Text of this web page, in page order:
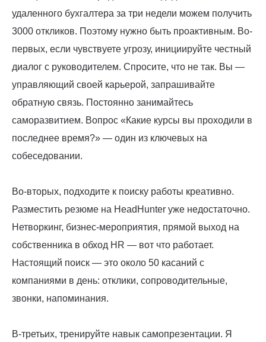
удаленного бухгалтера за три недели можем получить
3000 откликов. Поэтому нужно быть проактивным. Во-
первых, если чувствуете угрозу, инициируйте честный
диалог с руководителем. Спросите, что не так. Вы —
управляющий своей карьерой, запрашивайте
обратную связь. Постоянно занимайтесь
саморазвитием. Вопрос «Какие курсы вы проходили в
последнее время?» — один из ключевых на
собеседовании.
Во-вторых, подходите к поиску работы креативно.
Разместить резюме на HeadHunter уже недостаточно.
Нетворкинг, бизнес-мероприятия, прямой выход на
собственника в обход HR — вот что работает.
Настоящий поиск — это около 50 касаний с
компаниями в день: отклики, сопроводительные,
звонки, напоминания.
В-третьих, тренируйте навык самопрезентации. Я